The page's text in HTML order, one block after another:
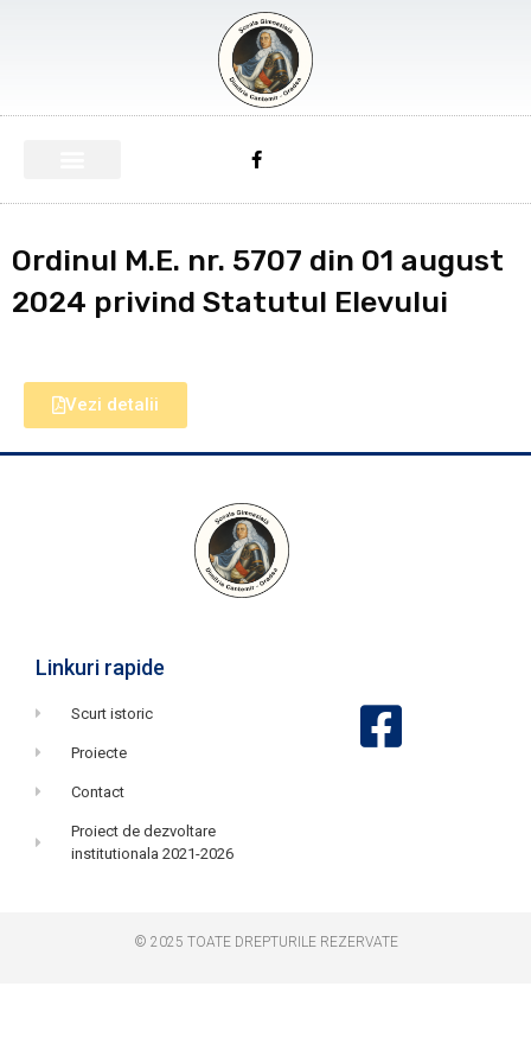
Ordinul M.E. nr. 5707 din 01 august
2024 privind Statutul Elevului
Vezi detalii
Linkuri rapide
Scurt istoric
Proiecte
Contact
Proiect de dezvoltare
institutionala 2021-2026
© 2025 TOATE DREPTURILE REZERVATE